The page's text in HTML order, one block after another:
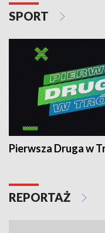
SPORT
Pierwsza Druga w
REPORTAŻ